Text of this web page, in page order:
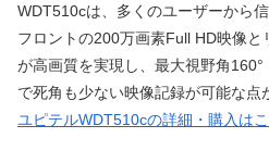
WDT510cは、多くのユーザーから
フロントの200万画素Full HD映像
が高画質を実現し、最大視野角160°
で死角も少ない映像記録が可能な点
ユピテルWDT510cの詳細・購入は